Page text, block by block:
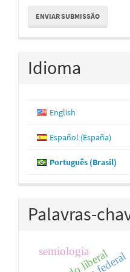
Enviar
Submissão
ENVIAR SUBMISSÃO
Idioma
English
Español (España)
Português (Brasil)
Palavras-
semiologia